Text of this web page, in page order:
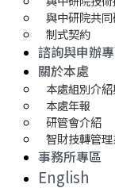
與中研院共
制式契約
諮詢與申辦
關於本處
本處組別介
本處年報
研管會介紹
智財技轉管
事務所專區
English